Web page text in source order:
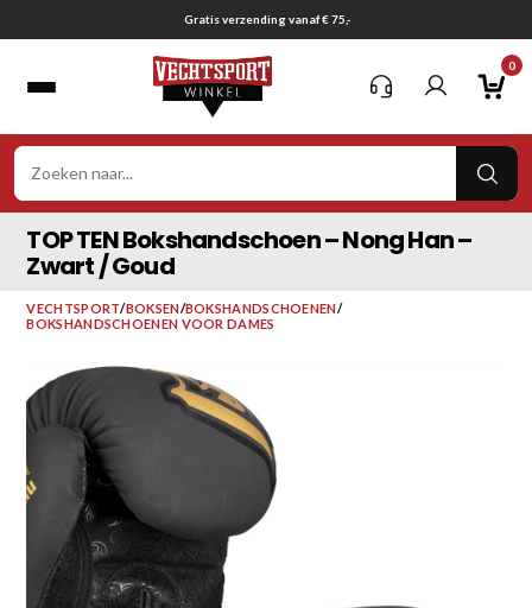
naar
Gratis verzending vanaf € 75,-
0
TOP TEN Bokshandschoen – Nong Han –
Zwart / Goud
VECHTSPORT/BOKSEN/BOKSHANDSCHOENEN/
BOKSHANDSCHOENEN VOOR DAMES